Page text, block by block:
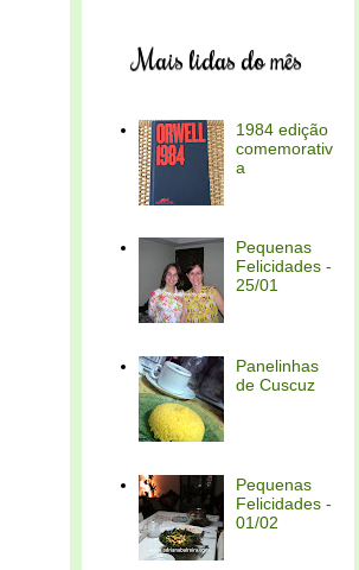
Mais lidas do mês
1984 edição
comemorativ
a
Pequenas
Felicidades -
25/01
Panelinhas
de Cuscuz
Pequenas
Felicidades -
01/02